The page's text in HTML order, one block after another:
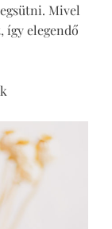
Mivel
elegendő